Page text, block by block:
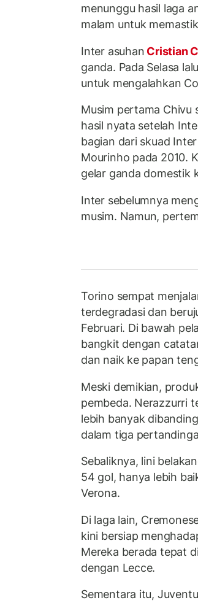
menunggu hasil laga
malam untuk
Inter asuhan Cristian
ganda. Pada Selasa
untuk mengalahkan
Musim pertama Chivu
hasil nyata setelah
bagian dari skuad
Mourinho pada 2010.
gelar ganda domestik
Inter sebelumnya
musim. Namun,
Torino sempat
terdegradasi dan
Februari. Di bawah
bangkit dengan
dan naik ke papan
Meski demikian,
pembeda. Nerazzurri
lebih banyak
dalam tiga
Sebaliknya, lini
54 gol, hanya lebih
Verona.
Di laga lain,
kini bersiap
Mereka berada tepat
dengan Lecce.
Sementara itu,